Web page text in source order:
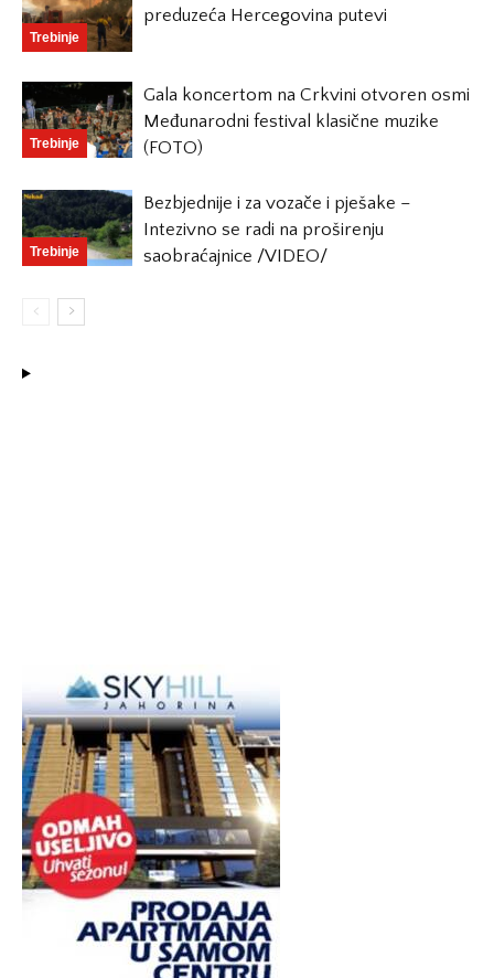
Trebinje
preduzeća Hercegovina putevi
Trebinje
Gala koncertom na Crkvini otvoren osmi
Međunarodni festival klasične muzike
(FOTO)
Trebinje
Bezbjednije i za vozače i pješake –
Intezivno se radi na proširenju
saobraćajnice /VIDEO/